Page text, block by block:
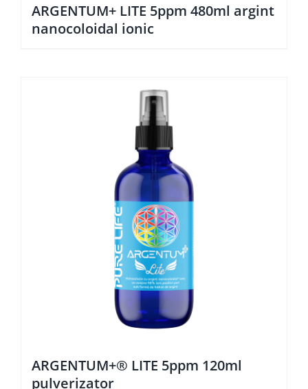
ARGENTUM+ LITE 5ppm 480ml argint
nanocoloidal ionic
ARGENTUM+® LITE 5ppm 120ml
pulverizator